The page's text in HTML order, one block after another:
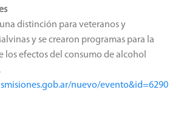
distinción para veteranos y
y se crearon programas para la
los efectos del consumo de alcohol
nuevo/evento&id=6290